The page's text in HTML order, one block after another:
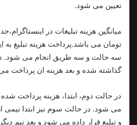
تعیین می شود.
میانگین هزینه تبلیغات در
تومان می باشد.پرداخت هزینه تبلیغ
سه حالت و سه طریق انجام می شود. در
گذاشته شده و بعد هزینه ان پرداخت
در حالت دوم، ابتدا، هزینه پرداخت شده
می شود. در حالت سوم نیز ابتدا نیمی
و تبلیغ قرار داده می شود و بعد نیم